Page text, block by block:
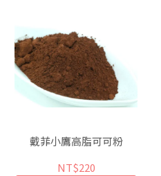
戴菲小鷹高脂可可粉
NT$220